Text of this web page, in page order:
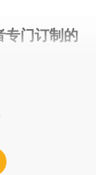
专门订制的